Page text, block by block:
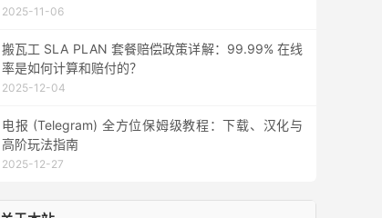
2025-11-06
搬瓦工 SLA PLAN 套餐赔偿政策详解：99.99% 在线
率是如何计算和赔付的？
2025-12-04
电报 (Telegram) 全方位保姆级教程：下载、汉化与
高阶玩法指南
2025-12-27